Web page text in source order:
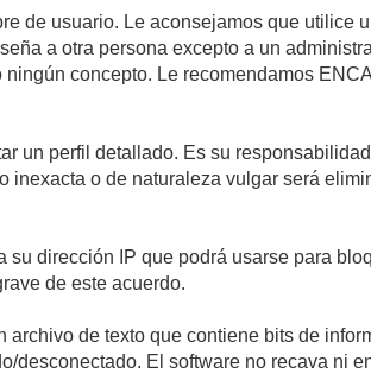
de usuario. Le aconsejamos que utilice
a otra persona excepto a un
concepto. Le recomendamos
un perfil detallado. Es su
inexacta o de naturaleza vulgar será
dirección IP que podrá usarse para
de este acuerdo.
de texto que contiene bits de
desconectado. El software no recava ni